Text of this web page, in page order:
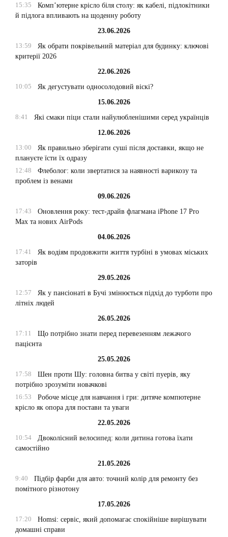
15:35
Комп’ютерне крісло біля столу: як кабелі, підлокітники
й підлога впливають на щоденну роботу
23.06.2026
13:59
Як обрати покрівельний матеріал для будинку: ключові
критерії 2026
22.06.2026
10:05
Як дегустувати односолодовий віскі?
15.06.2026
8:41
Які смаки піци стали найулюбленішими серед українців
12.06.2026
13:00
Як правильно зберігати суші після доставки, якщо не
плануєте їсти їх одразу
12:48
Флеболог: коли звертатися за наявності варикозу та
проблем із венами
09.06.2026
17:43
Оновлення року: тест-драйв флагмана iPhone 17 Pro
Max та нових AirPods
04.06.2026
17:41
Як водіям продовжити життя турбіні в умовах міських
заторів
29.05.2026
12:57
Як у пансіонаті в Бучі змінюється підхід до турботи про
літніх людей
26.05.2026
17:11
Що потрібно знати перед перевезенням лежачого
пацієнта
25.05.2026
17:58
Шен проти Шу: головна битва у світі пуерів, яку
потрібно зрозуміти новачкові
16:53
Робоче місце для навчання і гри: дитяче компютерне
крісло як опора для постави та уваги
22.05.2026
10:54
Двоколісний велосипед: коли дитина готова їхати
самостійно
21.05.2026
9:40
Підбір фарби для авто: точний колір для ремонту без
помітного різнотону
17.05.2026
17:20
Homsi: сервіс, який допомагає спокійніше вирішувати
домашні справи